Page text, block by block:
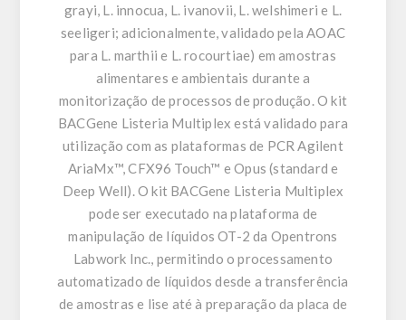
grayi, L. innocua, L. ivanovii, L. welshimeri e L.
seeligeri; adicionalmente, validado pela AOAC
para L. marthii e L. rocourtiae) em amostras
alimentares e ambientais durante a
monitorização de processos de produção. O kit
BACGene Listeria Multiplex está validado para
utilização com as plataformas de PCR Agilent
AriaMx™, CFX96 Touch™ e Opus (standard e
Deep Well). O kit BACGene Listeria Multiplex
pode ser executado na plataforma de
manipulação de líquidos OT-2 da Opentrons
Labwork Inc., permitindo o processamento
automatizado de líquidos desde a transferência
de amostras e lise até à preparação da placa de